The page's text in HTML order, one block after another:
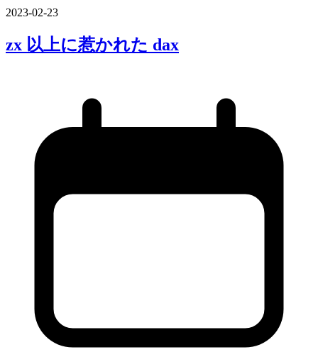
2023-02-23
zx 以上に惹かれた dax